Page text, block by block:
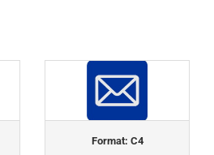
Format: C4